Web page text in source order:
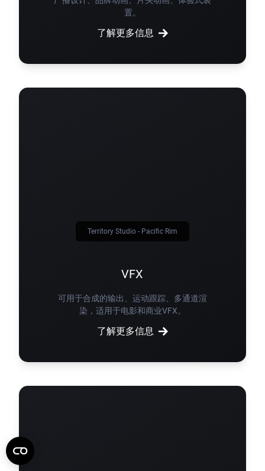
置。
了解更多信息
VFX
可用于合成的输出、运动跟踪、多通道渲
染，适用于电影和商业VFX。
了解更多信息
Territory Studio - Pacific Rim